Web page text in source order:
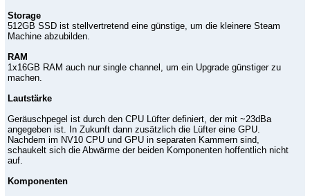
Storage
512GB SSD ist stellvertretend eine günstige, um die kleinere Steam
Machine abzubilden.
RAM
1x16GB RAM auch nur single channel, um ein Upgrade günstiger zu
machen.
Lautstärke
Geräuschpegel ist durch den CPU Lüfter definiert, der mit ~23dBa
angegeben ist. In Zukunft dann zusätzlich die Lüfter eine GPU.
Nachdem im NV10 CPU und GPU in separaten Kammern sind,
schaukelt sich die Abwärme der beiden Komponenten hoffentlich nicht
auf.
Komponenten